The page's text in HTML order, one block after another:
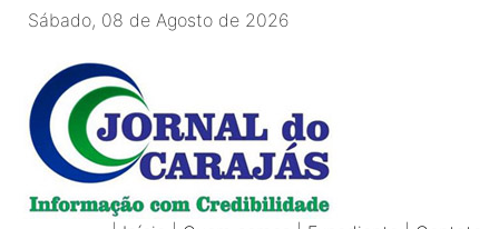
Sábado, 08 de Agosto de 2026